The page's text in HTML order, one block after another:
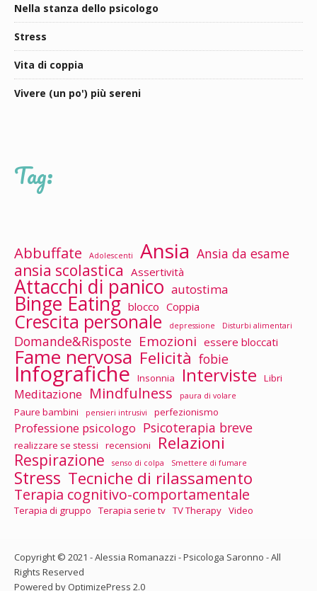
Nella stanza dello psicologo
Stress
Vita di coppia
Vivere (un po') più sereni
Tag:
Abbuffate Adolescenti Ansia Ansia da esame
ansia scolastica Assertività
Attacchi di panico autostima
Binge Eating blocco Coppia
Crescita personale depressione Disturbi alimentari
Domande&Risposte Emozioni essere bloccati
Fame nervosa Felicità fobie
Infografiche Insonnia Interviste Libri
Meditazione Mindfulness paura di volare
Paure bambini pensieri intrusivi perfezionismo
Professione psicologo Psicoterapia breve
realizzare se stessi recensioni Relazioni
Respirazione senso di colpa Smettere di fumare
Stress Tecniche di rilassamento
Terapia cognitivo-comportamentale
Terapia di gruppo Terapia serie tv TV Therapy Video
Copyright © 2021 - Alessia Romanazzi - Psicologa Saronno - All
Rights Reserved
Powered by OptimizePress 2.0